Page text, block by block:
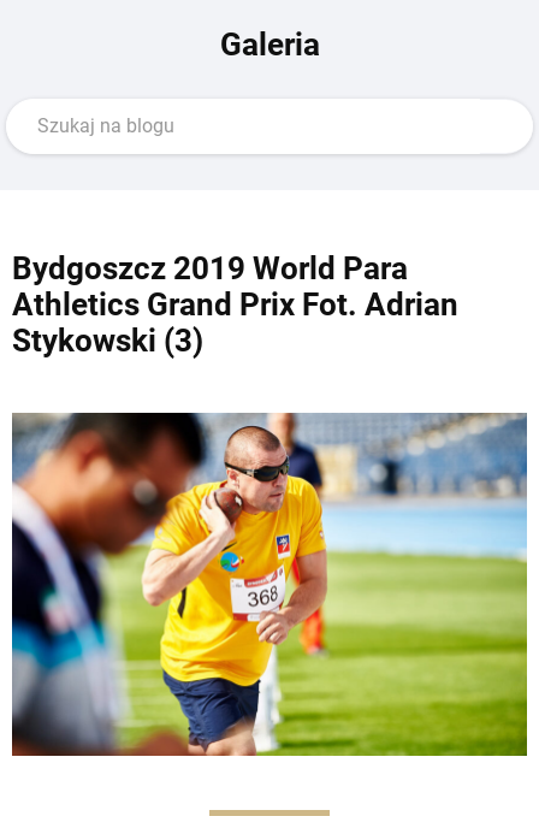
Galeria
Bydgoszcz 2019 World Para
Athletics Grand Prix Fot. Adrian
Stykowski (3)